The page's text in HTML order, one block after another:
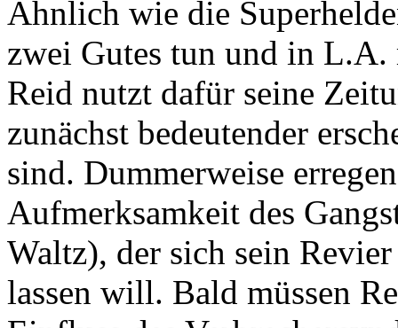
Ähnlich wie die
zwei Gutes tun und in L.A.
Reid nutzt dafür seine
zunächst bedeutender
sind. Dummerweise
Aufmerksamkeit des
Waltz), der sich sein
lassen will. Bald müssen